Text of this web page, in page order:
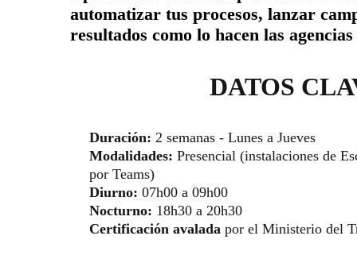
automatizar tus procesos, lanzar
resultados como lo hacen las
DATOS
Duración: 2 semanas - Lunes a Jueves
Modalidades: Presencial (instalaciones de
por Teams)
Diurno: 07h00 a 09h00
Nocturno: 18h30 a 20h30
Certificación avalada por el Ministerio del